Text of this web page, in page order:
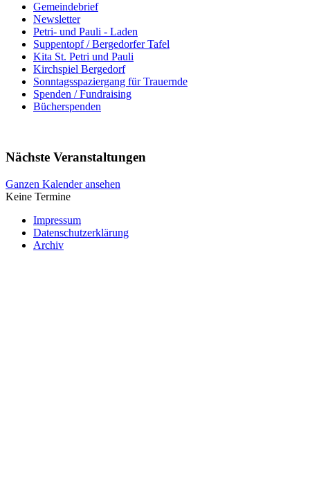
Gemeindebrief
Newsletter
Petri- und Pauli - Laden
Suppentopf / Bergedorfer Tafel
Kita St. Petri und Pauli
Kirchspiel Bergedorf
Sonntagsspaziergang für Trauernde
Spenden / Fundraising
Bücherspenden
Nächste Veranstaltungen
Ganzen Kalender ansehen
Keine Termine
Impressum
Datenschutzerklärung
Archiv